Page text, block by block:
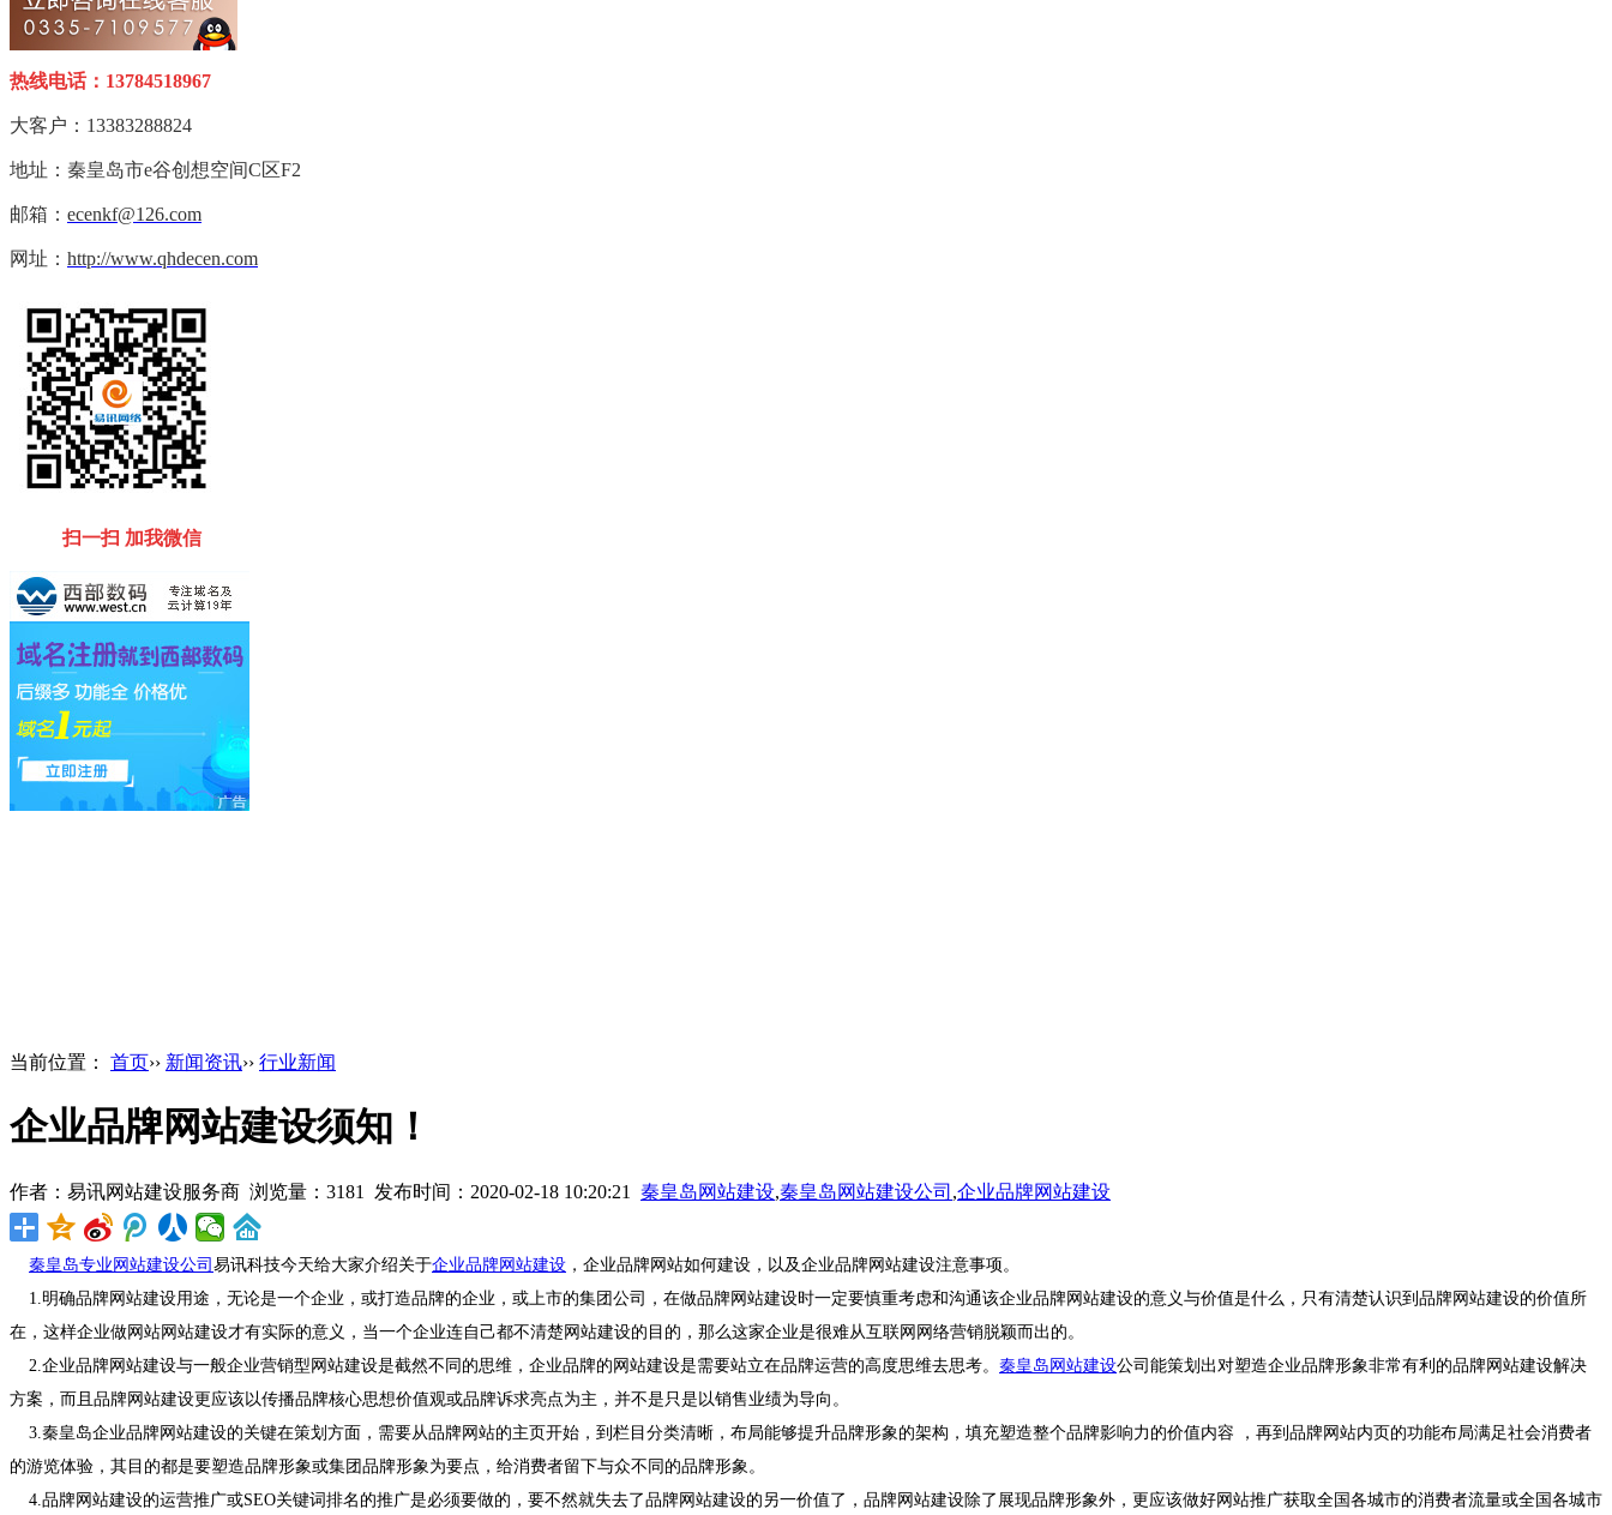
热线电话：13784518967
大客户：13383288824
地址：秦皇岛市e谷创想空间C区F2
邮箱： ecenkf@126.com
网址： http://www.qhdecen.com
扫一扫 加我微信
当前位置： 首页›› 新闻资讯›› 行业新闻
企业品牌网站建设须知！
作者：易讯网站建设服务商 浏览量：3181 发布时间：2020-02-18 10:20:21 秦皇岛网站建设,秦皇岛网站建设公司 ,企业品牌网站建设
秦皇岛专业网站建设公司 易讯科技今天给大家介绍关于企业品牌网站建设 ，企业品牌网站如何建设，以及企业品牌网站建设注意事项。
1.明确品牌网站建设用途，无论是一个企业，或打造品牌的企业，或上市的集团公司，在做品牌网站建设时一定要慎重考虑和沟通该企业品牌网站建设的意义与价值是什么，只有清楚认识到品牌网站建设的价值所
在，这样企业做网站网站建设才有实际的意义，当一个企业连自己都不清楚网站建设的目的，那么这家企业是很难从互联网网络营销脱颖而出的。
2.企业品牌网站建设与一般企业营销型网站建设是截然不同的思维，企业品牌的网站建设是需要站立在品牌运营的高度思维去思考。 秦皇岛网站建设公司能策划出对塑造企业品牌形象非常有利的品牌网站建设解决
方案，而且品牌网站建设更应该以传播品牌核心思想价值观或品牌诉求亮点为主，并不是只是以销售业绩为导向。
3.秦皇岛企业品牌网站建设的关键在策划方面，需要从品牌网站的主页开始，到栏目分类清晰，布局能够提升品牌形象的架构，填充塑造整个品牌影响力的价值内容 ，再到品牌网站内页的功能布局满足社会消费者
的游览体验，其目的都是要塑造品牌形象或集团品牌形象为要点，给消费者留下与众不同的品牌形象。
4.品牌网站建设的运营推广或SEO关键词排名的推广是必须要做的，要不然就失去了品牌网站建设的另一价值了，品牌网站建设除了展现品牌形象外，更应该做好网站推广获取全国各城市的消费者流量或全国各城市